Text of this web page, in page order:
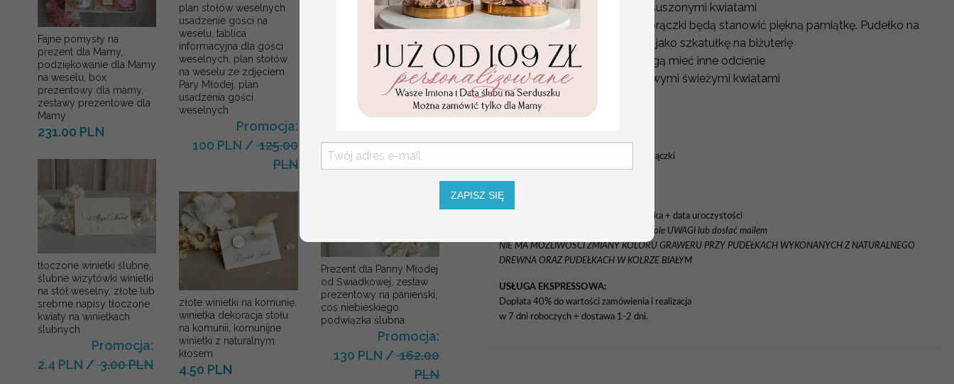
Fajne pomysły na
prezent dla Mamy,
podziękowanie dla Mamy
na weselu, box
prezentowy dla mamy,
zestawy prezentowe dla
Mamy
231.00 PLN
tłoczone winietki ślubne,
ślubne wizytówki winietki
na stół weselny, złote lub
srebrne napisy tłoczone
kwiaty na winietkach
ślubnych
Promocja:
2.4 PLN / 3.00 PLN
plan stołów weselnych
usadzenie gości na
weselu, tablica
informacyjna dla gości
weselnych, plan stołów
na weselu ze zdjęciem
Pary Młodej, plan
usadzenia gości
weselnych
Promocja:
100 PLN /125.00
PLN
złote winietki na komunię,
winietka dekoracja stołu
na komunii, komunijne
winietki z naturalnym
kłosem
4.50 PLN
podziękowanie dla Matki i
Ojca Chrzestnego Rama i
kwiaty , Flowerbox Serce
chrzestnych na Komunię
Promocja:
139.00 PLN/
Prezent dla Panny Młodej
od Świadkowej, zestaw
prezentowy na panieński,
cos niebieskiego
podwiązka ślubna
Promocja:
130 PLN / 162.00
PLN
Szkatułki z żywicy z żywymi suszonymi kwiatami
Wyjątkowe pudełeczka na obrączki będą stanowić piękną pamiątkę. Pudełko na
obrączki można wykorzystać jako szkatułkę na biżuterię
Szkatułki z żywicy kwiaty mogą mieć inne odcienie
Nie wysyłamy szkatułek z żywymi świeżymi kwiatami
Wyjątkowa drewniana szkatułka na obrączki
z wypełnieniem.
Imiona lub nazwiska + data uroczystości
informacje o grawerze proszę wpisać w pole UWAGI lub dosłać mailem
NIE MA MOŻLIWOŚCI ZMIANY KOLORU GRAWERU PRZY PUDEŁKACH WYKONANYCH Z NATURALNEGO
DREWNA ORAZ PUDEŁKACH W KOLRZE BIAŁYM
USŁUGA EKSPRESSOWA:
Dopłata 40% do wartości zamówienia i realizacja
w 7 dni roboczych + dostawa 1-2 dni.
ZAPISZ SIĘ